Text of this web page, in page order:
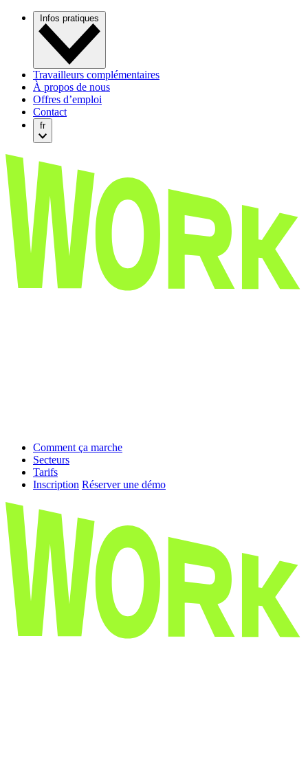
Infos pratiques
Travailleurs complémentaires
À propos de nous
Offres d’emploi
Contact
fr
Comment ça marche
Secteurs
Tarifs
Inscription Réserver une démo